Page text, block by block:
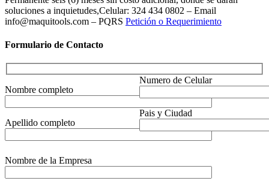
soluciones a inquietudes,Celular: 324 434 0802 – Email
info@maquitools.com – PQRS Petición o Requerimiento
Formulario de Contacto
Nombre completo
Apellido completo
Numero de Celular
Pais y Ciudad
Nombre de la Empresa